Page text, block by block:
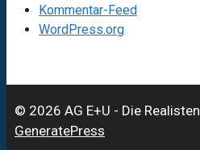
Kommentar-Feed
WordPress.org
© 2026 AG E+U - Die Realisten
GeneratePress